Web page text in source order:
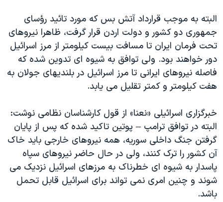
البته به موجب قرارداد آتش بس که مورد تائید رؤسای
جمهوری دو کشور و دولت اردن قرار گرفت، ظاهرا نیروهای
تحت فرمان ایران تا مسافت بیست کیلومتر از مرز اسرائیل
دور خواهند بود. ولی توافق به شیوه ای تدوین شده که
فاصله نیروهای ایرانی تا مرز اسرائیل در بلندیهای جولان به
هفت کیلومتر و کمتر تقلیل می یابد.
خبرگزاری اسرائیلی «نعنا» از قول کارشناسان نظامی نوشت:
البته در توافق ترامپ – پوتین تاکید شده که پس از پایان
گرفتن جنگ داخلی سوریه، همه نیروهای خارجی باید خاک
آن کشور را ترک کنند، ولی در حال حاضر نیروهای سپاه
پاسدار به شیوه ای خطرناک به مرزهای اسرائیل نزدیک می
شوند و چنین امری نمی تواند برای اسرائیل قابل تحمل
باشد.